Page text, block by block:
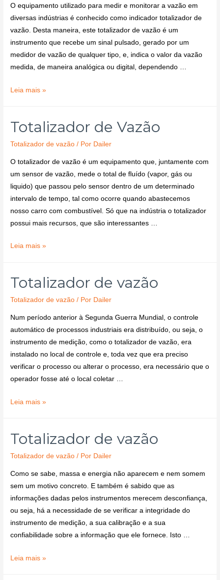
O equipamento utilizado para medir e monitorar a vazão em
diversas indústrias é conhecido como indicador totalizador de
vazão. Desta maneira, este totalizador de vazão é um
instrumento que recebe um sinal pulsado, gerado por um
medidor de vazão de qualquer tipo, e, indica o valor da vazão
medida, de maneira analógica ou digital, dependendo …
Leia mais »
Totalizador de Vazão
Totalizador de vazão / Por Dailer
O totalizador de vazão é um equipamento que, juntamente com
um sensor de vazão, mede o total de fluído (vapor, gás ou
liquido) que passou pelo sensor dentro de um determinado
intervalo de tempo, tal como ocorre quando abastecemos
nosso carro com combustível. Só que na indústria o totalizador
possui mais recursos, que são interessantes …
Leia mais »
Totalizador de vazão
Totalizador de vazão / Por Dailer
Num período anterior à Segunda Guerra Mundial, o controle
automático de processos industriais era distribuído, ou seja, o
instrumento de medição, como o totalizador de vazão, era
instalado no local de controle e, toda vez que era preciso
verificar o processo ou alterar o processo, era necessário que o
operador fosse até o local coletar …
Leia mais »
Totalizador de vazão
Totalizador de vazão / Por Dailer
Como se sabe, massa e energia não aparecem e nem somem
sem um motivo concreto. E também é sabido que as
informações dadas pelos instrumentos merecem desconfiança,
ou seja, há a necessidade de se verificar a integridade do
instrumento de medição, a sua calibração e a sua
confiabilidade sobre a informação que ele fornece. Isto …
Leia mais »